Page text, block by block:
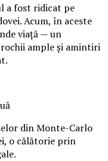
a fost ridicat pe
Acum, în aceste
viață — un
ample și amintiri
din Monte-Carlo
o călătorie prin